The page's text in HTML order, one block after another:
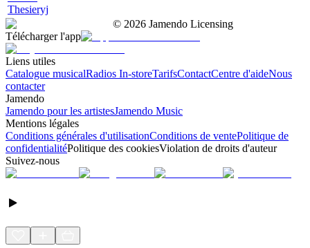
Thesieryj
© 2026 Jamendo Licensing
Télécharger l'app
Liens utiles
Catalogue musicalRadios In-storeTarifsContactCentre d'aideNous
contacter
Jamendo
Jamendo pour les artistesJamendo Music
Mentions légales
Conditions générales d'utilisationConditions de ventePolitique de
confidentialitéPolitique des cookiesViolation de droits d'auteur
Suivez-nous